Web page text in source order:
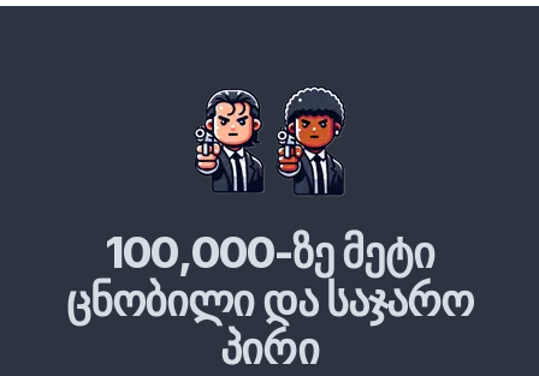
100,000-ზე მეტი
ცნობილი და საჯარო
პირი